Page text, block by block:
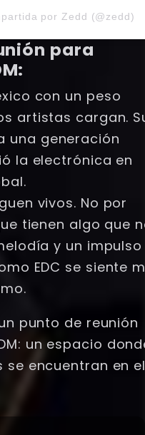
por Zedd (@zedd)
para
con un peso
artistas cargan.
una generación
la electrónica en
vivos. No por
tienen algo que
y un impulso
EDC se siente
punto de reunión
un espacio
se encuentran en